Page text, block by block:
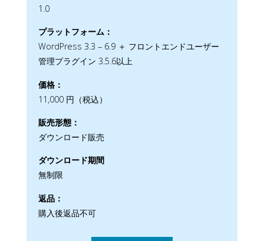
1.0
プラットフォーム：
WordPress 3.3 – 6.9 ＋ フロントエンドユーザー
管理プラグイン 3.5.6以上
価格：
11,000 円（税込）
販売形態：
ダウンロード販売
ダウンロード期間
無制限
返品：
購入後返品不可